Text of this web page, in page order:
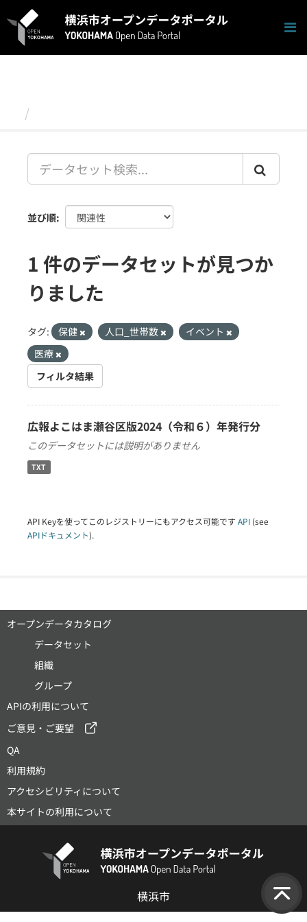
キ
並び順
1 件のデータセットが見つか
りました
タグ: 保健 人口_世帯数
イベント
医療
フィルタ結果
広報よこはま瀬谷区版2024（令和６）年発行分
このデータセットには説明がありません
TXT
API Keyを使ってこのレジストリーにもアクセス可能です API (see
APIドキュメント).
オープンデータカタログ
データセット
組織
グループ
APIの利用について
ご意見・ご要望
QA
利用規約
アクセシビリティについて
本サイトの利用について
横浜市